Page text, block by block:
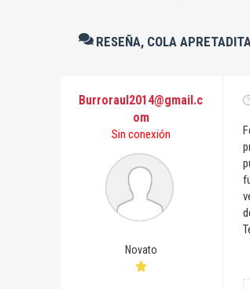
RESEÑA, COLA
Burroraul2014@gmail.c
om
Sin conexión
Novato